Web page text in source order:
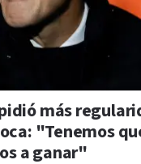
más
"Tenemos
a ganar"